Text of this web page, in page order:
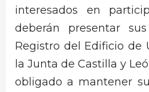
interesados en
deberán presentar
Registro del Edificio de
la Junta de Castilla y
obligado a mantener